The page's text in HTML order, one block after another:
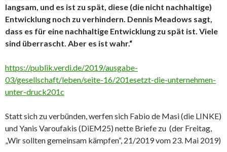
langsam, und es ist zu spät, diese (die nicht nachhaltige)
Entwicklung noch zu verhindern. Dennis Meadows sagt,
dass es für eine nachhaltige Entwicklung zu spät ist. Viele
sind überrascht. Aber es ist wahr.“
https://publik.verdi.de/2019/ausgabe-
03/gesellschaft/leben/seite-16/201esetzt-die-unternehmen-
unter-druck201c
Statt sich zu verbünden, werfen sich Fabio de Masi (die LINKE)
und Yanis Varoufakis (DiEM25) nette Briefe zu (der Freitag,
„Wir sollten gemeinsam kämpfen“, 21/2019 vom 23. Mai 2019)